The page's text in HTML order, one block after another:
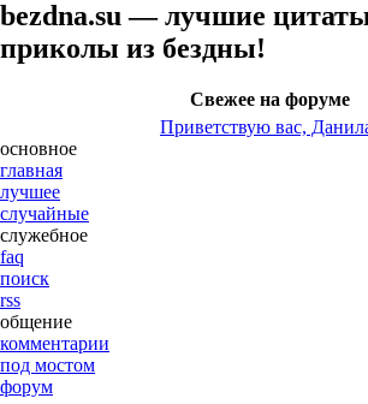
bezdna.su — лучшие
приколы из бездны!
Свежее на форуме
Приветствую вас,
основное
главная
лучшее
случайные
служебное
faq
поиск
rss
общение
комментарии
под мостом
форум